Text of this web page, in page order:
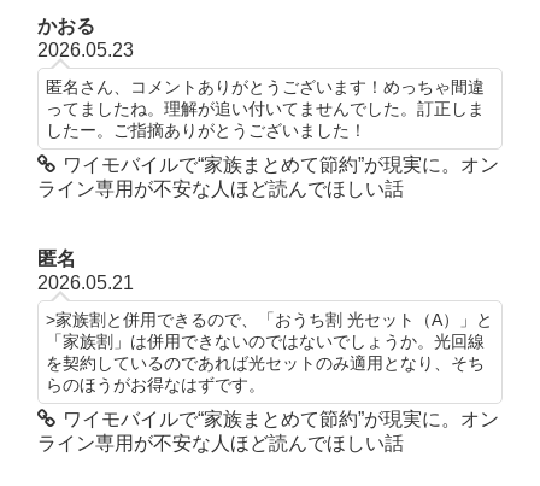
かおる
2026.05.23
匿名さん、コメントありがとうございます！めっちゃ間違
ってましたね。理解が追い付いてませんでした。訂正しま
したー。ご指摘ありがとうございました！
ワイモバイルで“家族まとめて節約”が現実に。オン
ライン専用が不安な人ほど読んでほしい話
匿名
2026.05.21
>家族割と併用できるので、「おうち割 光セット（A）」と
「家族割」は併用できないのではないでしょうか。光回線
を契約しているのであれば光セットのみ適用となり、そち
らのほうがお得なはずです。
ワイモバイルで“家族まとめて節約”が現実に。オン
ライン専用が不安な人ほど読んでほしい話